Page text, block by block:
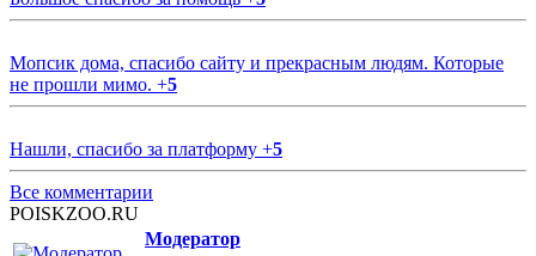
Мопсик дома, спасибо сайту и прекрасным людям. Которые
не прошли мимо. +5
Нашли, спасибо за платформу +5
Все комментарии
POISKZOO.RU
Модератор